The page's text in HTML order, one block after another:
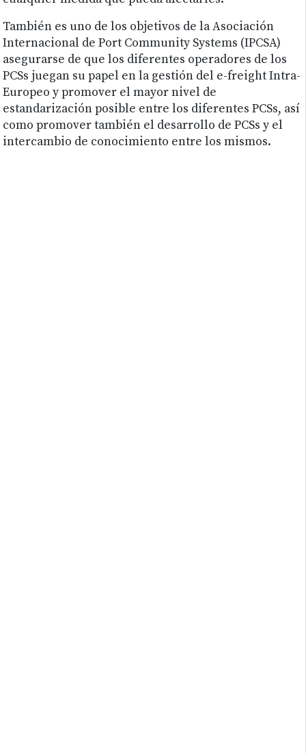
También es uno de los objetivos de la Asociación
Internacional de Port Community Systems (IPCSA)
asegurarse de que los diferentes operadores de los
PCSs juegan su papel en la gestión del e-freight Intra-
Europeo y promover el mayor nivel de
estandarización posible entre los diferentes PCSs, así
como promover también el desarrollo de PCSs y el
intercambio de conocimiento entre los mismos.